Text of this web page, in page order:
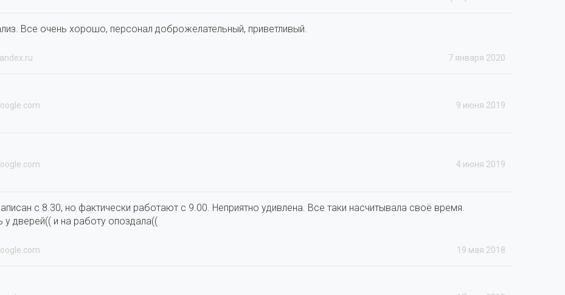
Все очень хорошо, персонал доброжелательный, приветливый.
7 января 2020
9 июня 2019
4 июня 2019
с 8.30, но фактически работают с 9.00. Неприятно удивлена. Все таки насчитывала своё время.
дверей(( и на работу опоздала((
19 мая 2018